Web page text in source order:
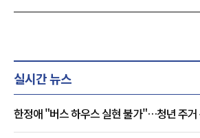
실시간 뉴스
한정애 "버스 하우스 실현 불가"…청년 주거